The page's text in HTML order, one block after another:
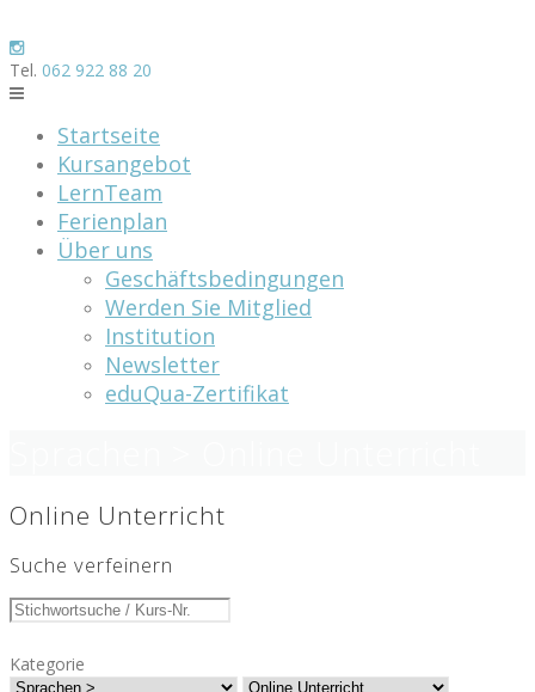
to
content
Tel. 062 922 88 20
Startseite
Kursangebot
LernTeam
Ferienplan
Über uns
Geschäftsbedingungen
Werden Sie Mitglied
Institution
Newsletter
eduQua-Zertifikat
Online Unterricht
Suche verfeinern
Kategorie